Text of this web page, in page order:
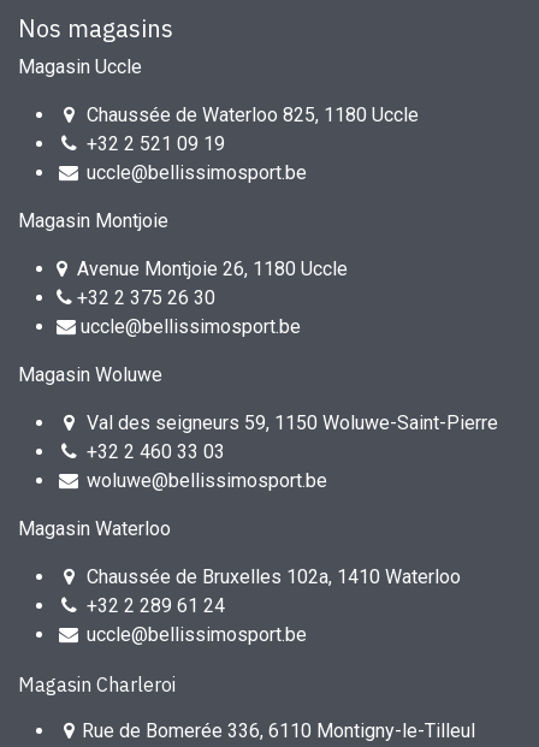
Nos magasins
Magasin Uccle
Chaussée de Waterloo 825, 1180 Uccle
+32 2 521 09 19
uccle@bellissimosport.be
Magasin Montjoie
Avenue Montjoie 26, 1180 Uccle
+32 2 375 26 30
uccle@bellissimosport.be
Magasin Woluwe
Val des seigneurs 59, 1150 Woluwe-Saint-Pierre
+32 2 460 33 03
woluwe@bellissimosport.be
Magasin Waterloo
Chaussée de Bruxelles 102a, 1410 Waterloo
+32 2 289 61 24
uccle@bellissimosport.be
Magasin Charleroi
Rue de Bomerée 336, 6110 Montigny-le-Tilleul